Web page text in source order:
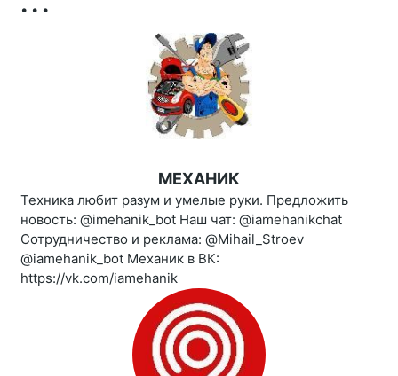
• • •
МЕХАНИК
Техника любит разум и умелые руки. Предложить
новость: @imehanik_bot Наш чат: @iamehanikchat
Сотрудничество и реклама: @Mihail_Stroev
@iamehanik_bot Механик в ВК:
https://vk.com/iamehanik